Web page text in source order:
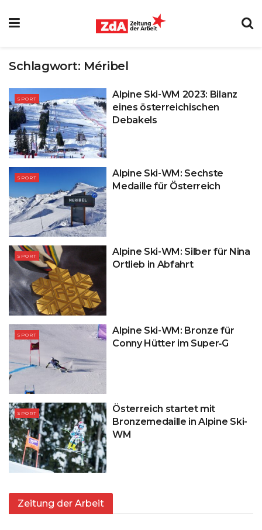
Schlagwort: Méribel
SPORT
Alpine Ski-WM 2023: Bilanz
eines österreichischen
Debakels
SPORT
Alpine Ski-WM: Sechste
Medaille für Österreich
SPORT
Alpine Ski-WM: Silber für Nina
Ortlieb in Abfahrt
SPORT
Alpine Ski-WM: Bronze für
Conny Hütter im Super‑G
SPORT
Österreich startet mit
Bronzemedaille in Alpine Ski-
WM
Zeitung der Arbeit